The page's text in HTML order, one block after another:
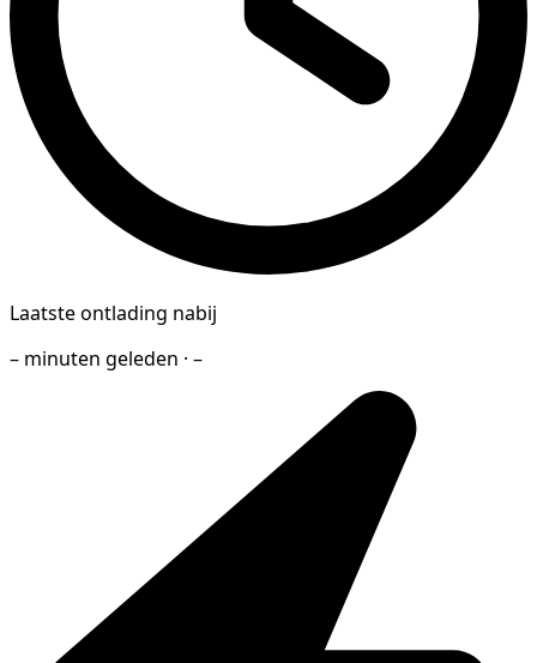
Laatste ontlading nabij
– minuten geleden · –